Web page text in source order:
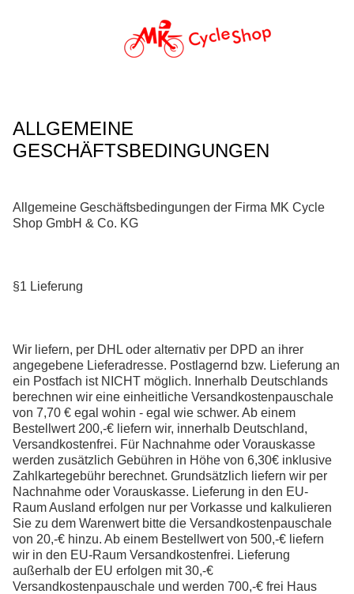
ALLGEMEINE
GESCHÄFTSBEDINGUNGEN
Allgemeine Geschäftsbedingungen der Firma MK Cycle
Shop GmbH & Co. KG
§1 Lieferung
Wir liefern, per DHL oder alternativ per DPD an ihrer
angegebene Lieferadresse. Postlagernd bzw. Lieferung an
ein Postfach ist NICHT möglich. Innerhalb Deutschlands
berechnen wir eine einheitliche Versandkostenpauschale
von 7,70 € egal wohin - egal wie schwer. Ab einem
Bestellwert 200,-€ liefern wir, innerhalb Deutschland,
Versandkostenfrei. Für Nachnahme oder Vorauskasse
werden zusätzlich Gebühren in Höhe von 6,30€ inklusive
Zahlkartegebühr berechnet. Grundsätzlich liefern wir per
Nachnahme oder Vorauskasse. Lieferung in den EU-
Raum Ausland erfolgen nur per Vorkasse und kalkulieren
Sie zu dem Warenwert bitte die Versandkostenpauschale
von 20,-€ hinzu. Ab einem Bestellwert von 500,-€ liefern
wir in den EU-Raum Versandkostenfrei. Lieferung
außerhalb der EU erfolgen mit 30,-€
Versandkostenpauschale und werden 700,-€ frei Haus